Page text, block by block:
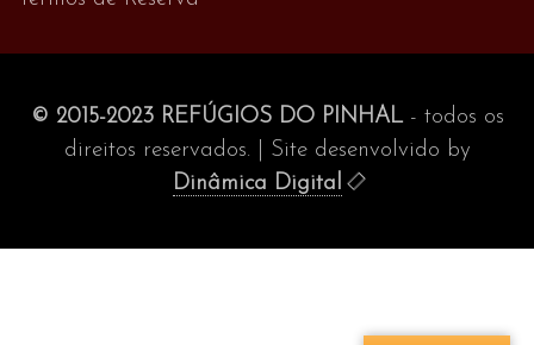
© 2015-2023 REFÚGIOS DO PINHAL- todos os
direitos reservados. | Site desenvolvido by
Dinâmica Digital